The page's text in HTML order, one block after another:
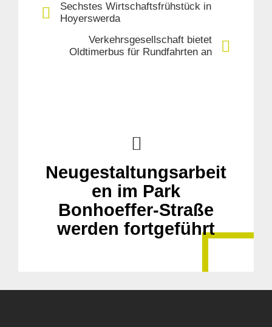
Sechstes Wirtschaftsfrühstück in
Hoyerswerda
Verkehrsgesellschaft bietet
Oldtimerbus für Rundfahrten an
Neugestaltungsarbeit
en im Park
Bonhoeffer-Straße
werden fortgeführt